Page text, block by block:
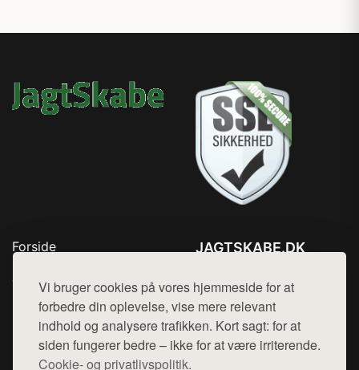
Vi bruger cookies på vores hjemmeside for at
forbedre din oplevelse, vise mere relevant
indhold og analysere trafikken. Kort sagt: for at
siden fungerer bedre – ikke for at være irriterende.
Cookie- og privatlivspolitik.
Forside
Top Rabatter
Blog
Kontakt
JAGTSKABE.DK
Mail: hej@want.dk
Cookie- og privatlivspolitik